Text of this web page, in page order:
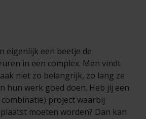
eigenlijk een beetje de
in een complex. Men vindt
niet zo belangrijk, zo lang ze
hun werk goed doen. Heb jij een
project waarbij
moeten worden? Dan kan